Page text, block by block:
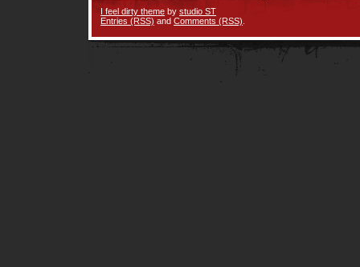
I feel dirty theme by studio ST
Entries (RSS) and Comments (RSS)